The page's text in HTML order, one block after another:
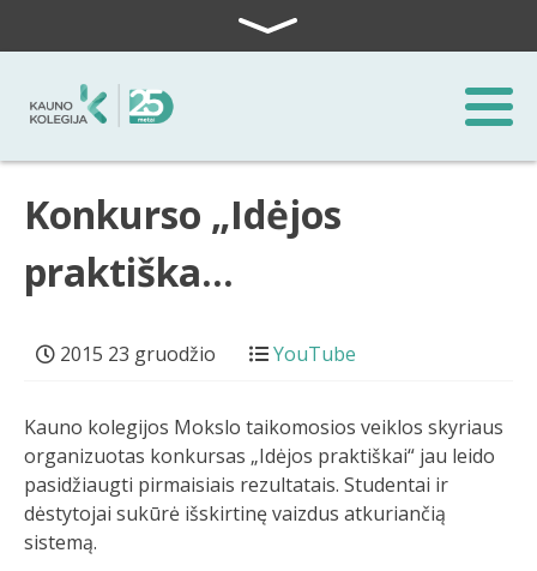
Konkurso „Idėjos
praktiška…
2015 23 gruodžio YouTube
Kauno kolegijos Mokslo taikomosios veiklos skyriaus
organizuotas konkursas „Idėjos praktiškai“ jau leido
pasidžiaugti pirmaisiais rezultatais. Studentai ir
dėstytojai sukūrė išskirtinę vaizdus atkuriančią
sistemą.